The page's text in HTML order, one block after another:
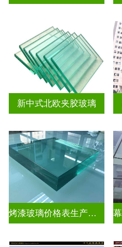
新中式北欧夹胶玻璃
烤漆玻璃价格表生产电话